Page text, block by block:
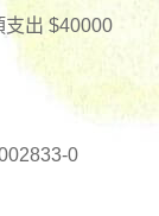
支出 $40000
0